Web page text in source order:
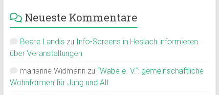
Neueste Kommentare
Beate Landis zu Info-Screens in Heslach informieren
über Veranstaltungen
marianne Widmann zu “Wabe e. V.“: gemeinschaftliche
Wohnformen für Jung und Alt